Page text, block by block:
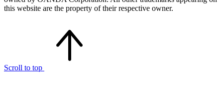
this website are the property of their respective owner.
Scroll to top